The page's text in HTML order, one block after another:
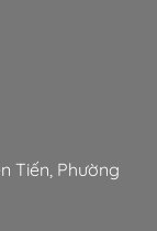
Tiến, Phường